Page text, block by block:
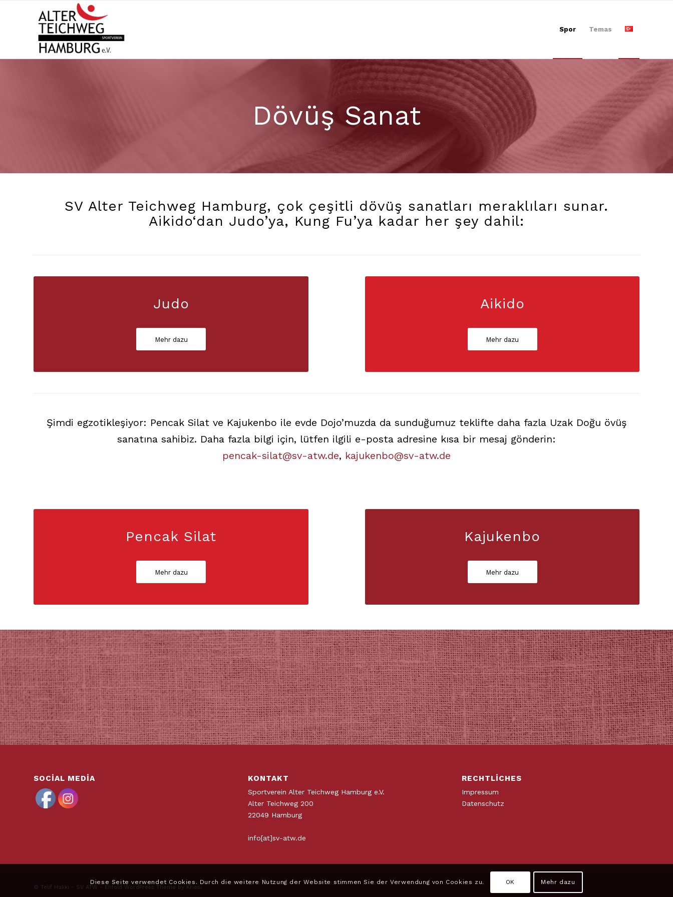
Spor Temas
Dövüş Sanat
SV Alter Teichweg Hamburg, çok çeşitli dövüş sanatları meraklıları sunar.
Aikido‘dan Judo’ya, Kung Fu’ya kadar her şey dahil:
Judo
Mehr dazu
Aikido
Mehr dazu
Şimdi egzotikleşiyor: Pencak Silat ve Kajukenbo ile evde Dojo’muzda da sunduğumuz teklifte daha fazla Uzak Doğu övüş
sanatına sahibiz. Daha fazla bilgi için, lütfen ilgili e-posta adresine kısa bir mesaj gönderin:
pencak-silat@sv-atw.de, kajukenbo@sv-atw.de
Pencak Silat
Mehr dazu
Kajukenbo
Mehr dazu
SOCIAL MEDIA KONTAKT
Sportverein Alter Teichweg Hamburg e.V.
Alter Teichweg 200
22049 Hamburg
info[at]sv-atw.de
RECHTLICHES
Impressum
Datenschutz
© Telif Hakkı - SV ATW - Enfold WordPress Theme by Kriesi
Diese Seite verwendet Cookies. Durch die weitere Nutzung der Website stimmen Sie der Verwendung von Cookies zu. OK Mehr dazu